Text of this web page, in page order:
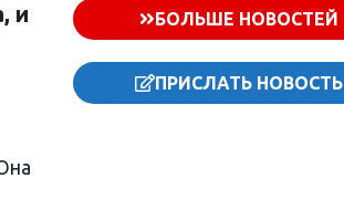
и БОЛЬШЕ НОВОСТЕЙ
ПРИСЛАТЬ НОВОСТЬ